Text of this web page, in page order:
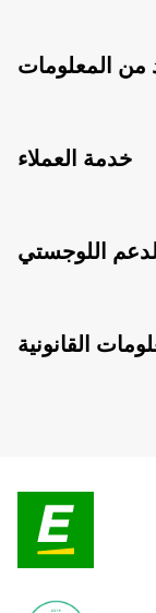
من المعلومات
خدمة العملاء
اللوجستي
القانونية